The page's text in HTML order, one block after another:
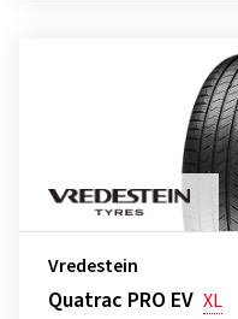
Vredestein
Quatrac PRO EV XL